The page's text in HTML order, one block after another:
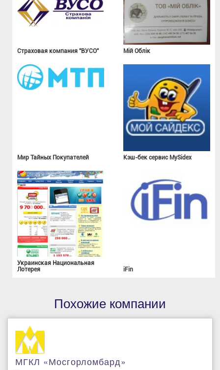
Страховая компания "ВУСО" Мій Облік
Мир Тайных Покупателей Кэш-бек сервис MySidex
Украинская Национальная
Лотерея
iFin
Похожие компании
МГКЛ «Мосгорломбард»